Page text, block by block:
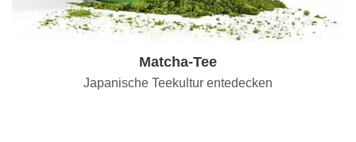
Matcha-Tee
Japanische Teekultur entedecken